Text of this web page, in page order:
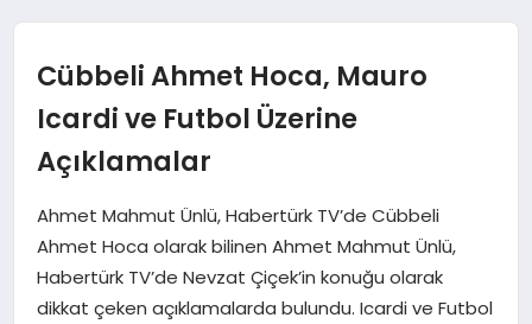
TEKNOLOJI
YAŞAM
Cübbeli Ahmet Hoca, Mauro
Icardi ve Futbol Üzerine
Açıklamalar
Ahmet Mahmut Ünlü, Habertürk TV’de Cübbeli
Ahmet Hoca olarak bilinen Ahmet Mahmut Ünlü,
Habertürk TV’de Nevzat Çiçek’in konuğu olarak
dikkat çeken açıklamalarda bulundu. Icardi ve Futbol